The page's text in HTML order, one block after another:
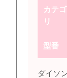
カテゴ
リ
型番
ダイソ